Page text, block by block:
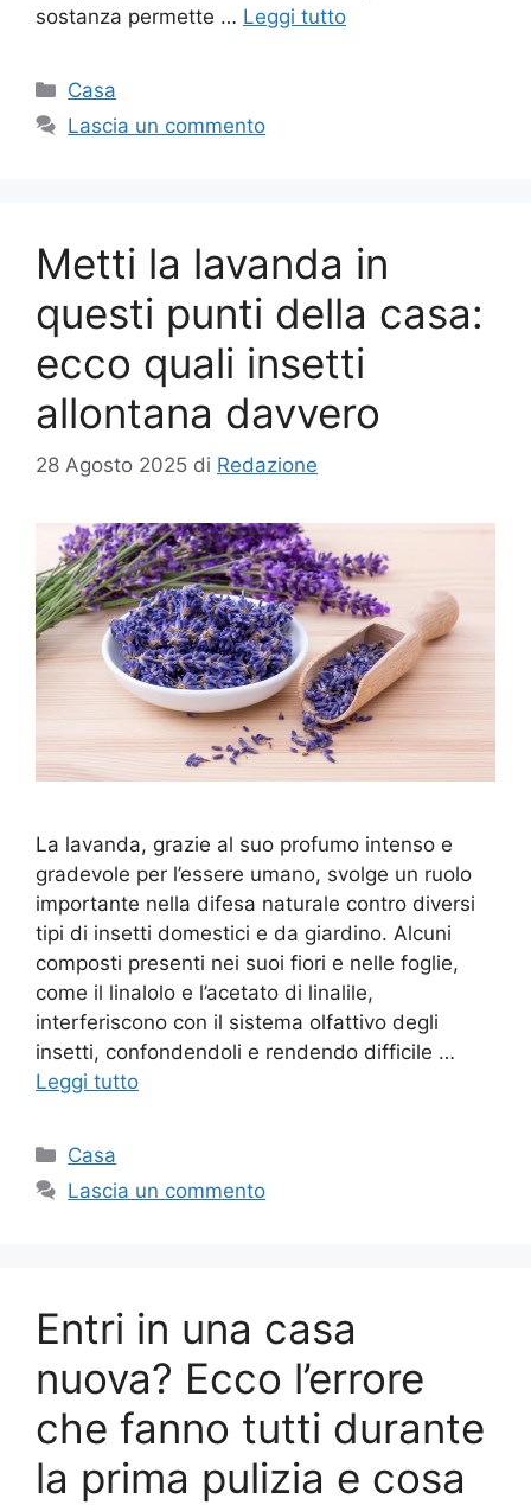
sostanza permette … Leggi tutto
Categorie
Casa
Lascia un commento
Metti la lavanda in
questi punti della casa:
ecco quali insetti
allontana davvero
28 Agosto 2025 di Redazione
La lavanda, grazie al suo profumo intenso e
gradevole per l’essere umano, svolge un ruolo
importante nella difesa naturale contro diversi
tipi di insetti domestici e da giardino. Alcuni
composti presenti nei suoi fiori e nelle foglie,
come il linalolo e l’acetato di linalile,
interferiscono con il sistema olfattivo degli
insetti, confondendoli e rendendo difficile …
Leggi tutto
Categorie
Casa
Lascia un commento
Entri in una casa
nuova? Ecco l’errore
che fanno tutti durante
la prima pulizia e cosa